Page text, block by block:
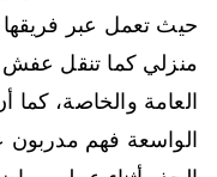
حيث تعمل عبر
منزلي كما تنقل عفش
العامة والخاصة، كما
الواسعة فهم مدربون